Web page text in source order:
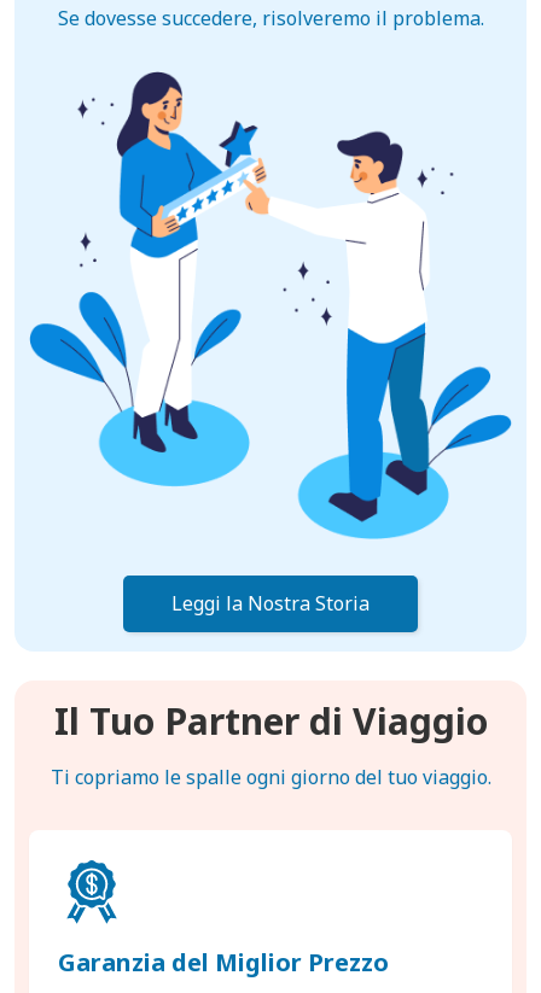
Se dovesse succedere, risolveremo il problema.
Leggi la Nostra Storia
Il Tuo Partner di Viaggio
Ti copriamo le spalle ogni giorno del tuo viaggio.
Garanzia del Miglior Prezzo